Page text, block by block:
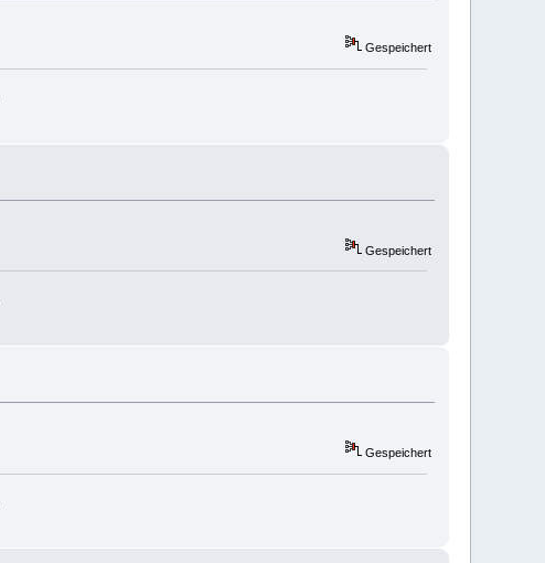
Gespeichert
Gespeichert
Gespeichert